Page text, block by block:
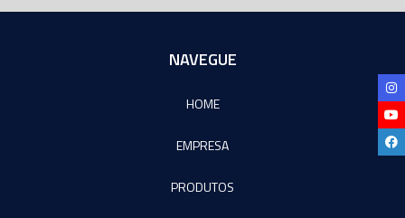
NAVEGUE
HOME
EMPRESA
PRODUTOS